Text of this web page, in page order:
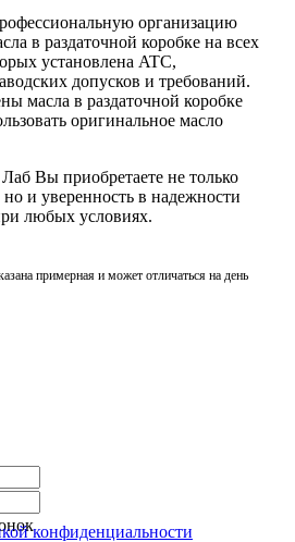
организацию
в раздаточной коробке на всех
установлена ATC,
допусков и требований.
масла в раздаточной коробке
оригинальное масло
Вы приобретаете не только
но и уверенность в надежности
любых условиях.
примерная и может отличаться на день
конфиденциальности